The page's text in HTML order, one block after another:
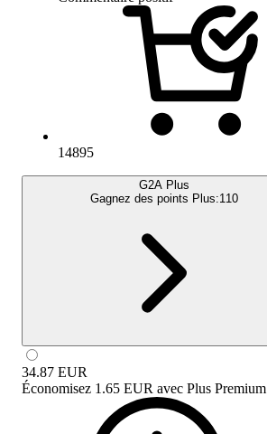
14895
G2A Plus
Gagnez des points Plus:110
34.87 EUR
Économisez 1.65 EUR avec Plus Premium